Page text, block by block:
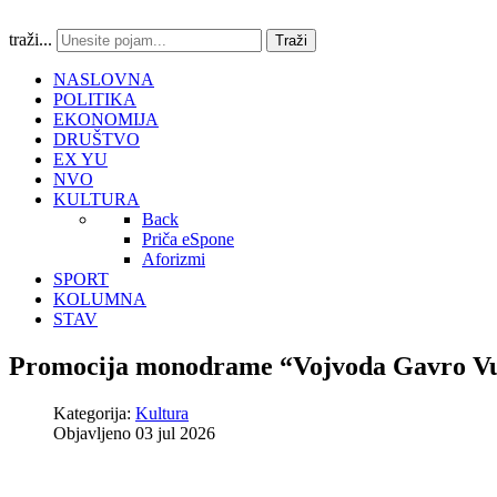
traži... Traži
NASLOVNA
POLITIKA
EKONOMIJA
DRUŠTVO
EX YU
NVO
KULTURA
Back
Priča eSpone
Aforizmi
SPORT
KOLUMNA
STAV
Promocija monodrame “Vojvoda Gavro
Kategorija: Kultura
Objavljeno 03 jul 2026